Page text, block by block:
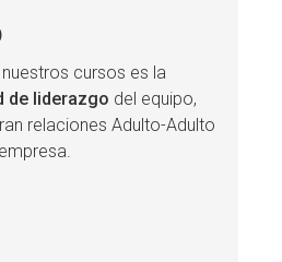
cursos es la
de liderazgo del equipo,
relaciones Adulto-Adulto